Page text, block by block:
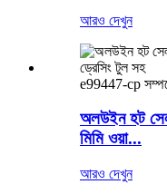
আরও দেখুন
e99447-cp
অলউইন হট
মিমি ওয়া...
আরও দেখুন